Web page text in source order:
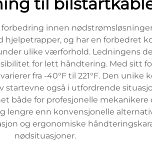
innen
og har en forbedret
ulike værforhold. Ledningens
for lett håndtering. Med sitt
fra -40°F til 221°F. Den
også i utfordrende
både for profesjonelle
lengre enn konvensjonelle
og ergonomiske
nødsituasjoner.